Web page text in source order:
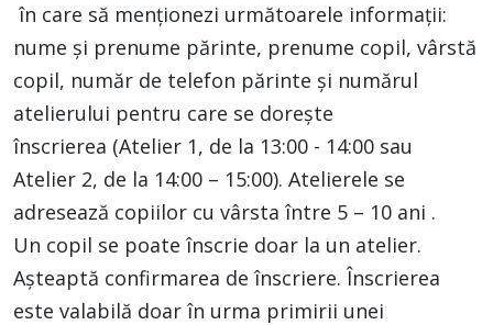
în care să menționezi următoarele informații:
nume și prenume părinte, prenume copil, vârstă
copil, număr de telefon părinte și numărul
atelierului pentru care se dorește
înscrierea (Atelier 1, de la 13:00 - 14:00 sau
Atelier 2, de la 14:00 – 15:00). Atelierele se
adresează copiilor cu vârsta între 5 – 10 ani .
Un copil se poate înscrie doar la un atelier.
Așteaptă confirmarea de înscriere. Înscrierea
este valabilă doar în urma primirii unei